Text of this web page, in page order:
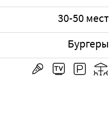
30-50 мест
Бургеры